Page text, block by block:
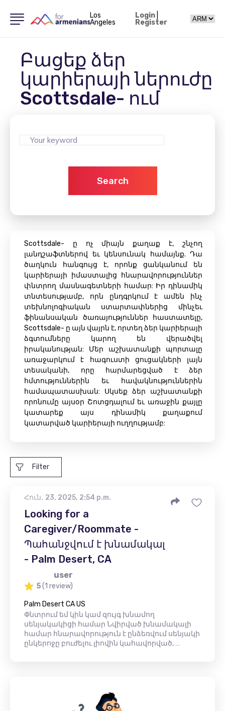
Los
Angeles
Login|
Register
Բացեք ձեր
կարիերայի ներուժը
Scottsdale- ում
Search
Scottsdale- ը ոչ միայն քաղաք է, շնչող
լանդշաֆտներով եւ կենսունակ համայնք. Դա
ծաղկուն հանգույց է, որոնք ցանկանում են
կարիերայի իմաստալից հնարավորություններ
փնտրող մասնագետների համար: Իր դինամիկ
տնտեսությամբ, որն ընդգրկում է ամեն ինչ
տեխնոլոգիական ստարտափներից մինչեւ
ֆինանսական ծառայություններ հաստատելը,
Scottsdale- ը այն վայրն է, որտեղ ձեր կարիերայի
ձգտումները կարող են վերածվել
իրականության: Մեր աշխատանքի պորտալը
առաջարկում է հագուստի ցուցակների լայն
տեսականի, որը հարմարեցված է ձեր
հմտություններին եւ հավակնություններին
համապատասխան: Սկսեք ձեր աշխատանքի
որոնումը այսօր Շոտցդալում եւ առաջին քայլը
կատարեք այս դինամիկ քաղաքում
կատարված կարիերայի ուղղությամբ:
Filter
Հուն․ 23, 2025, 2:54 p.m.
Looking for a
Caregiver/Roommate -
Պահանջվում է խնամակալ
- Palm Desert, CA
user
5(1 review)
Palm Desert CA US
Փնտրում եմ կին կամ զույգ խնամող
սենյակակիցի համար Նվիրված խնամակալի
համար հնարավորություն է ընձեռվում սենյակի
ընկերոջը բուժելու լիովին կահավորված, …